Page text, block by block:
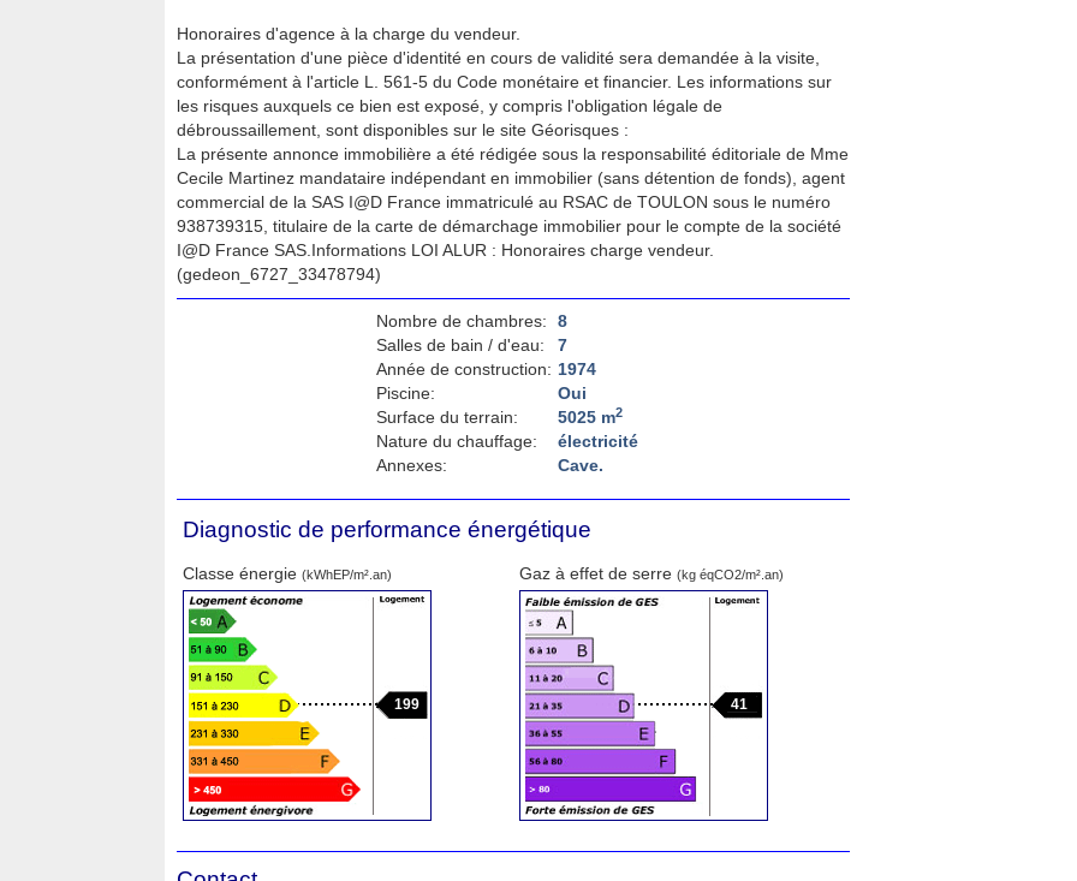
Honoraires d'agence à la charge du vendeur.
La présentation d'une pièce d'identité en cours de validité sera demandée à la visite,
conformément à l'article L. 561-5 du Code monétaire et financier. Les informations sur
les risques auxquels ce bien est exposé, y compris l'obligation légale de
débroussaillement, sont disponibles sur le site Géorisques :
La présente annonce immobilière a été rédigée sous la responsabilité éditoriale de Mme
Cecile Martinez mandataire indépendant en immobilier (sans détention de fonds), agent
commercial de la SAS I@D France immatriculé au RSAC de TOULON sous le numéro
938739315, titulaire de la carte de démarchage immobilier pour le compte de la société
I@D France SAS.Informations LOI ALUR : Honoraires charge vendeur.
(gedeon_6727_33478794)
Nombre de chambres:
8
Salles de bain / d'eau:
7
Année de construction: 1974
Piscine:
Oui
Surface du terrain:
5025 m2
Nature du chauffage:
électricité
Annexes:
Cave.
Diagnostic de performance énergétique
Classe énergie (kWhEP/m².an)
199
Gaz à effet de serre (kg éqCO2/m².an)
41